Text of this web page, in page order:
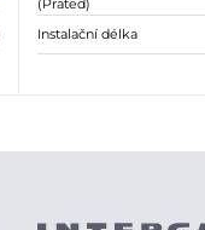
(Prated)
Instalační délka